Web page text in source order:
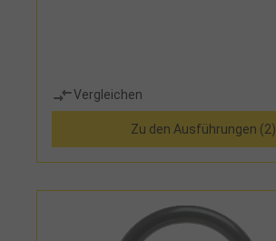
Vergleichen
Zu den Ausführungen (2)